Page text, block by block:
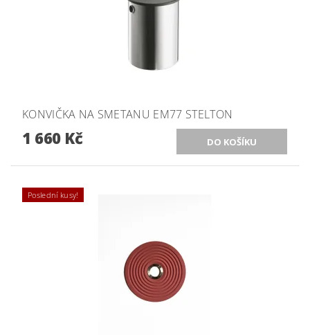
KONVIČKA NA SMETANU EM77 STELTON
1 660 Kč
Poslední kusy!